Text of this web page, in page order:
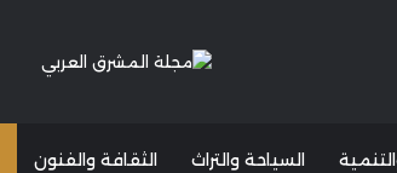
السياحة والتراث الثقافة والفنون